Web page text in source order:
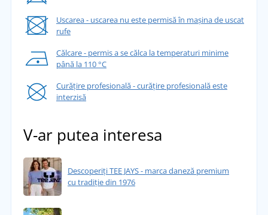
Uscarea - uscarea nu este permisă în mașina de uscat
rufe
Călcare - permis a se călca la temperaturi minime
până la 110 °C
Curățire profesională - curățire profesională este
interzisă
V-ar putea interesa
Descoperiți TEE JAYS - marca daneză premium
cu tradiție din 1976